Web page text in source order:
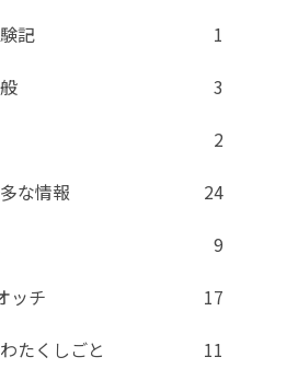
記
1
3
2
な情報
24
9
ッチ
17
たくしごと
11